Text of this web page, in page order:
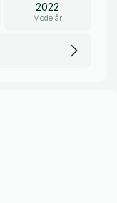
2022
Modelår